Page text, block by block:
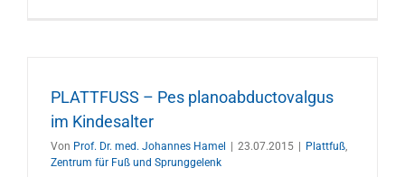
PLATTFUSS – Pes planoabductovalgus
im Kindesalter
Von Prof. Dr. med. Johannes Hamel 23.07.2015 Plattfuß,
Zentrum für Fuß und Sprunggelenk